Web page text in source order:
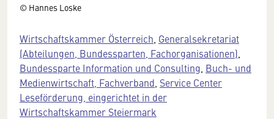
© Hannes Loske
Wirtschaftskammer Österreich Generalsekretariat
(Abteilungen, Bundessparten, Fachorganisationen)
Bundessparte Information und Consulting Buch- und
Medienwirtschaft, Fachverband Service Center
Leseförderung, eingerichtet in der
Wirtschaftskammer Steiermark